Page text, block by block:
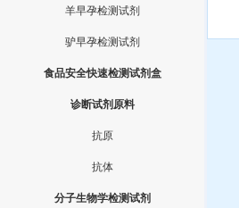
羊早孕检测试剂
驴早孕检测试剂
食品安全快速检测试剂盒
诊断试剂原料
抗原
抗体
分子生物学检测试剂